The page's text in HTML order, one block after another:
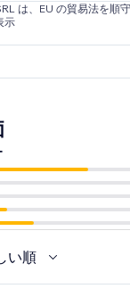
は、EU の貿易法を順
示
い順